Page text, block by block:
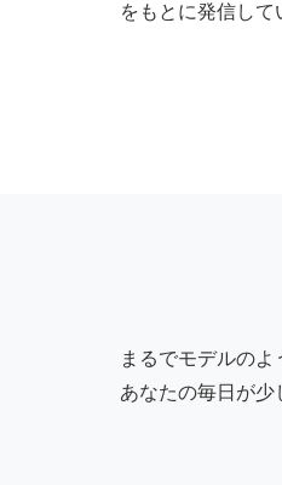
をもとに発信して
まるでモデルの
あなたの毎日が少